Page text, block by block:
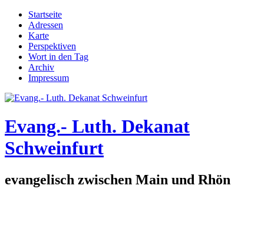
Direkt zum Inhalt
Hauptmenü
Startseite
Adressen
Karte
Perspektiven
Wort in den Tag
Archiv
Impressum
Evang.- Luth. Dekanat
Schweinfurt
evangelisch zwischen Main und Rhön